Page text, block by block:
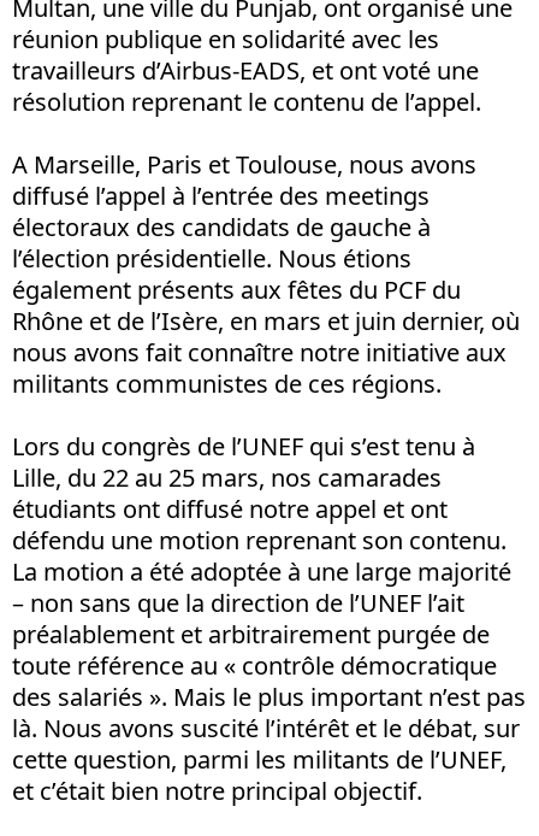
Multan, une ville du Punjab, ont organisé une
réunion publique en solidarité avec les
travailleurs d’Airbus-EADS, et ont voté une
résolution reprenant le contenu de l’appel.
A Marseille, Paris et Toulouse, nous avons
diffusé l’appel à l’entrée des meetings
électoraux des candidats de gauche à
l’élection présidentielle. Nous étions
également présents aux fêtes du PCF du
Rhône et de l’Isère, en mars et juin dernier, où
nous avons fait connaître notre initiative aux
militants communistes de ces régions.
Lors du congrès de l’UNEF qui s’est tenu à
Lille, du 22 au 25 mars, nos camarades
étudiants ont diffusé notre appel et ont
défendu une motion reprenant son contenu.
La motion a été adoptée à une large majorité
– non sans que la direction de l’UNEF l’ait
préalablement et arbitrairement purgée de
toute référence au « contrôle démocratique
des salariés ». Mais le plus important n’est pas
là. Nous avons suscité l’intérêt et le débat, sur
cette question, parmi les militants de l’UNEF,
et c’était bien notre principal objectif.